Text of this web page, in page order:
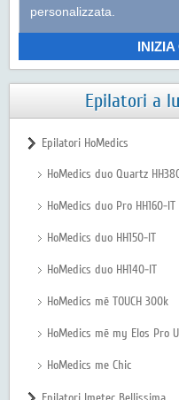
personalizzata.
INIZIA
Epilatori a
Epilatori HoMedics
HoMedics duo Quartz
HoMedics duo Pro HH160-IT
HoMedics duo HH150-IT
HoMedics duo HH140-IT
HoMedics mē TOUCH 300k
HoMedics mē my Elos Pro
HoMedics me Chic